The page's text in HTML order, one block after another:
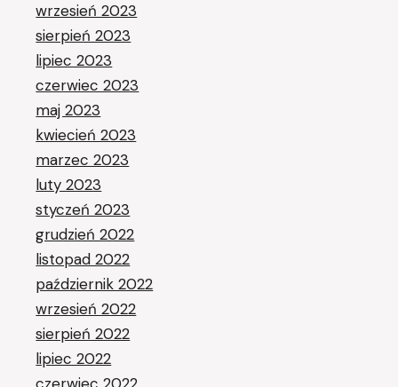
wrzesień 2023
sierpień 2023
lipiec 2023
czerwiec 2023
maj 2023
kwiecień 2023
marzec 2023
luty 2023
styczeń 2023
grudzień 2022
listopad 2022
październik 2022
wrzesień 2022
sierpień 2022
lipiec 2022